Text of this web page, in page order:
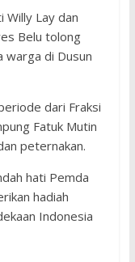
Willy Lay dan
Belu tolong
warga di Dusun
dari Fraksi
Fatuk Mutin
peternakan.
hati Pemda
hadiah
Indonesia